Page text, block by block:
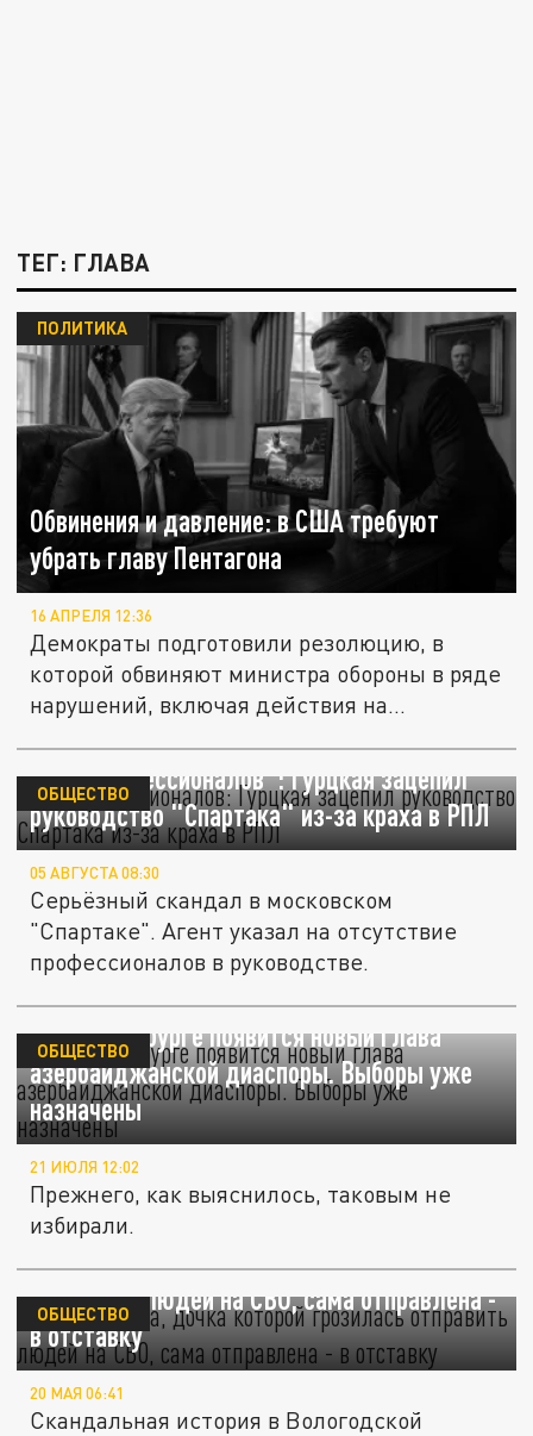
ТЕГ: ГЛАВА
Обвинения и давление: в США требуют
убрать главу Пентагона
ПОЛИТИКА
16 АПРЕЛЯ 12:36
Демократы подготовили резолюцию, в
которой обвиняют министра обороны в ряде
нарушений, включая действия на...
"Нет профессионалов": Гурцкая зацепил
руководство "Спартака" из-за краха в РПЛ
ОБЩЕСТВО
05 АВГУСТА 08:30
Серьёзный скандал в московском
"Спартаке". Агент указал на отсутствие
профессионалов в руководстве.
В Екатеринбурге появится новый глава
азербайджанской диаспоры. Выборы уже
назначены
ОБЩЕСТВО
21 ИЮЛЯ 12:02
Прежнего, как выяснилось, таковым не
избирали.
Глава района, дочка которой грозилась
отправить людей на СВО, сама отправлена -
в отставку
ОБЩЕСТВО
20 МАЯ 06:41
Скандальная история в Вологодской